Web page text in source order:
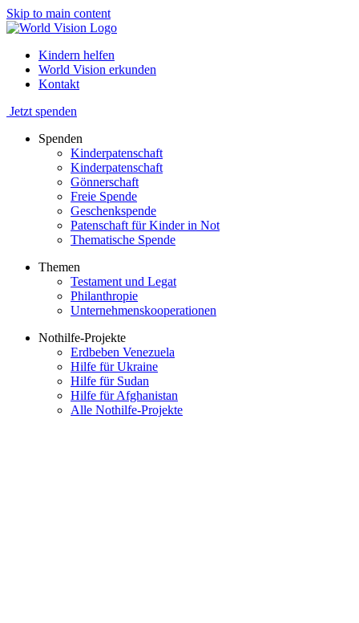
Skip to main content
Kindern helfen
World Vision erkunden
Kontakt
Jetzt spenden
Spenden
Kinderpatenschaft
Kinderpatenschaft
Gönnerschaft
Freie Spende
Geschenkspende
Patenschaft für Kinder in Not
Thematische Spende
Themen
Testament und Legat
Philanthropie
Unternehmenskooperationen
Nothilfe-Projekte
Erdbeben Venezuela
Hilfe für Ukraine
Hilfe für Sudan
Hilfe für Afghanistan
Alle Nothilfe-Projekte